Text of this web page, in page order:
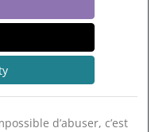
d’abuser, c’est